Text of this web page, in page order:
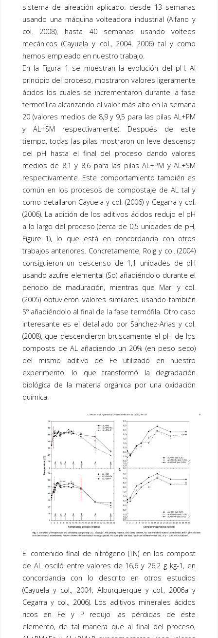
sistema de aireación aplicado: desde 13 semanas
usando una máquina volteadora industrial (Alfano y
col. 2008), hasta 40 semanas usando volteos
mecánicos (Cayuela y col., 2004, 2006) tal y como
hemos empleado en nuestro trabajo.
En la Figura 1 se muestran la evolución del pH. Al
principio del proceso, mostraron valores ligeramente
ácidos los cuales se incrementaron durante la fase
termofílica alcanzando el valor más alto en la semana
20 (valores medios de 8,9 y 9,5 para las pilas AL+PM
y AL+SM respectivamente). Después de este
tiempo, todas las pilas mostraron un leve descenso
del pH hasta el final del proceso dando valores
medios de 8,1 y 8,6 para las pilas AL+PM y AL+SM
respectivamente. Este comportamiento también es
común en los procesos de compostaje de AL tal y
como detallaron Cayuela y col. (2006) y Cegarra y col.
(2006). La adición de los aditivos ácidos redujo el pH
a lo largo del proceso (cerca de 0,5 unidades de pH,
Figure 1), lo que está en concordancia con otros
trabajos anteriores. Concretamente, Roig y col. (2004)
consiguieron un descenso de 1,1 unidades de pH
usando azufre elemental (So) añadiéndolo durante el
periodo de maduración, mientras que Mari y col.
(2005) obtuvieron valores similares usando también
Sº añadiéndolo al final de la fase termófila. Otro caso
interesante es el detallado por Sánchez-Arias y col.
(2008), que descendieron bruscamente el pH de los
composts de AL añadiendo un 20% (en peso seco)
del mismo aditivo de Fe utilizado en nuestro
experimento, lo que transformó la degradación
biológica de la materia orgánica por una oxidación
química.
El contenido final de nitrógeno (TN) en los compost
de AL osciló entre valores de 16,6 y 26,2 g kg-1, en
concordancia con lo descrito en otros estudios
(Cayuela y col., 2004; Alburquerque y col., 2006a y
Cegarra y col., 2006). Los aditivos minerales ácidos
ricos en Fe y P redujo las pérdidas de este
elemento, de tal manera que al final del proceso,